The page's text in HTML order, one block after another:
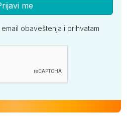
me
obaveštenja i prihvatam